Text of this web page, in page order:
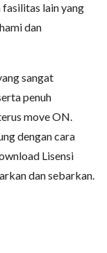
lain yang
dan
sangat
penuh
move ON.
dengan cara
Lisensi
dan sebarkan.